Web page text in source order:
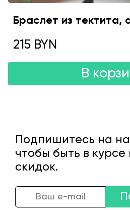
Браслет из тектита,
215 BYN
В
Подпишитесь на
чтобы быть в курсе
скидок.